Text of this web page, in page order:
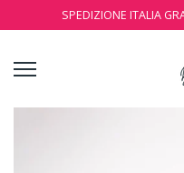
SPEDIZIONE ITALIA